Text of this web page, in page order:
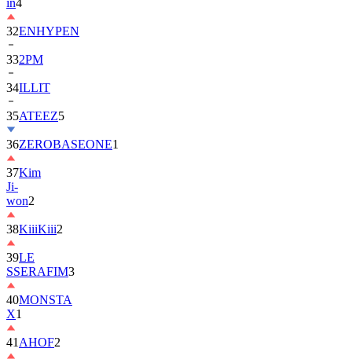
in4
32ENHYPEN
332PM
34ILLIT
35ATEEZ5
36ZEROBASEONE1
37Kim
Ji-
won2
38KiiiKiii2
39LE
SSERAFIM3
40MONSTA
X1
41 AHOF2